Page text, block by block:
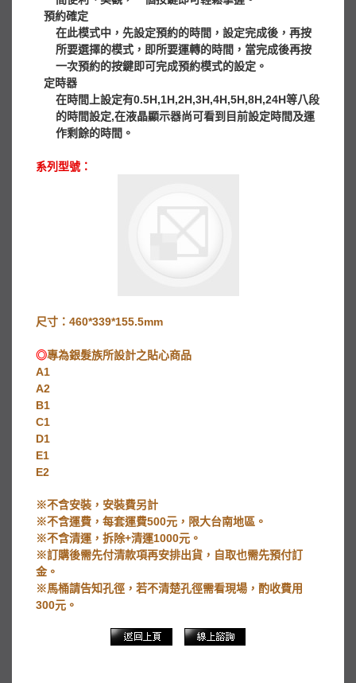
預約確定
在此模式中，先設定預約的時間，設定完成後，再按
所要選擇的模式，即所要運轉的時間，當完成後再按
一次預約的按鍵即可完成預約模式的設定。
定時器
在時間上設定有0.5H,1H,2H,3H,4H,5H,8H,24H等八段
的時間設定,在液晶顯示器尚可看到目前設定時間及運
作剩餘的時間。
系列型號：
尺寸：460*339*155.5mm
◎專為銀髮族所設計之貼心商品
A1
A2
B1
C1
D1
E1
E2
※不含安裝，安裝費另計
※不含運費，每套運費500元，限大台南地區。
※不含清運，拆除+清運1000元。
※訂購後需先付清款項再安排出貨，自取也需先預付訂
金。
※馬桶請告知孔徑，若不清楚孔徑需看現場，酌收費用
300元。